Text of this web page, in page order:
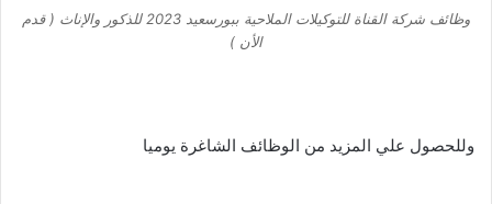
وظائف شركة القناة للتوكيلات الملاحية ببورسعيد 2023 للذكور والإناث ( قدم
الأن )
وللحصول علي المزيد من الوظائف الشاغرة يوميا